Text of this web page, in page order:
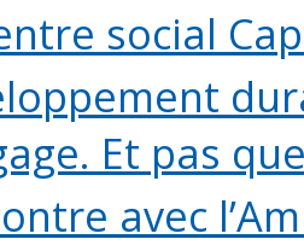
social
Et pas
avec